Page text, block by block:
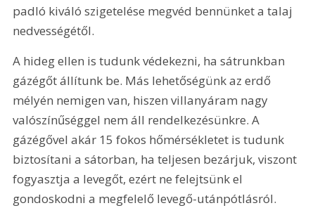
padló kiváló szigetelése megvéd bennünket a talaj
nedvességétől.
A hideg ellen is tudunk védekezni, ha sátrunkban
gázégőt állítunk be. Más lehetőségünk az erdő
mélyén nemigen van, hiszen villanyáram nagy
valószínűséggel nem áll rendelkezésünkre. A
gázégővel akár 15 fokos hőmérsékletet is tudunk
biztosítani a sátorban, ha teljesen bezárjuk, viszont
fogyasztja a levegőt, ezért ne felejtsünk el
gondoskodni a megfelelő levegő-utánpótlásról.